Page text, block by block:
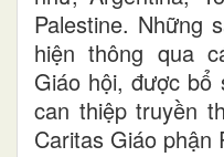
Palestine. Những
hiện thông qua
Giáo hội, được bổ
can thiệp truyền
Caritas Giáo phận